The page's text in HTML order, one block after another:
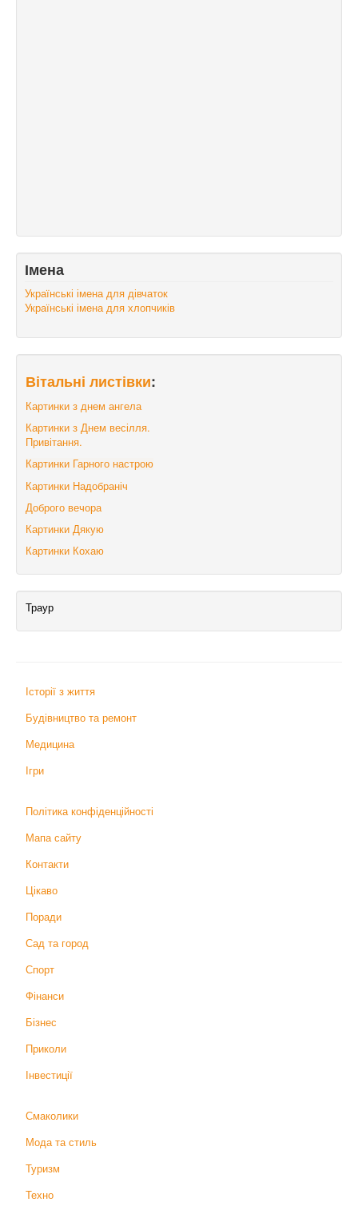
Імена
Українські імена для дівчаток
Українські імена для хлопчиків
Вітальні листівки:
Картинки з днем ангела
Картинки з Днем весілля.
Привітання.
Картинки Гарного настрою
Картинки Надобраніч
Доброго вечора
Картинки Дякую
Картинки Кохаю
Траур
Історії з життя
Будівництво та ремонт
Медицина
Ігри
Політика конфіденційності
Мапа сайту
Контакти
Цікаво
Поради
Сад та город
Спорт
Фінанси
Бізнес
Приколи
Інвестиції
Смаколики
Мода та стиль
Туризм
Техно